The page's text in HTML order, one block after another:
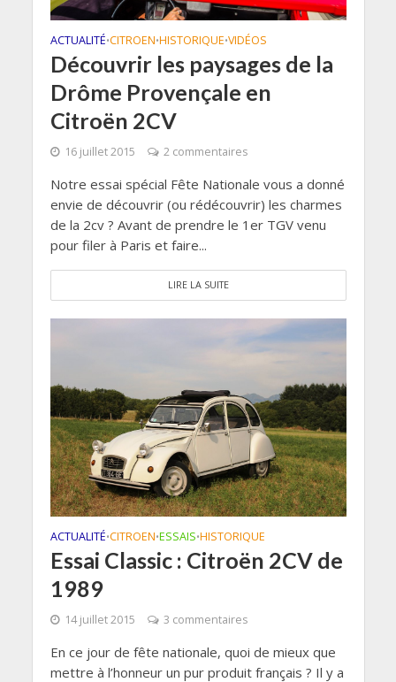
ACTUALITÉ•CITROEN•HISTORIQUE•VIDÉOS
Découvrir les paysages de la
Drôme Provençale en
Citroën 2CV
16 juillet 2015 2 commentaires
Notre essai spécial Fête Nationale vous a donné
envie de découvrir (ou rédécouvrir) les charmes
de la 2cv ? Avant de prendre le 1er TGV venu
pour filer à Paris et faire...
LIRE LA SUITE
ACTUALITÉ•CITROEN•ESSAIS•HISTORIQUE
Essai Classic : Citroën 2CV de
1989
14 juillet 2015 3 commentaires
En ce jour de fête nationale, quoi de mieux que
mettre à l’honneur un pur produit français ? Il y a